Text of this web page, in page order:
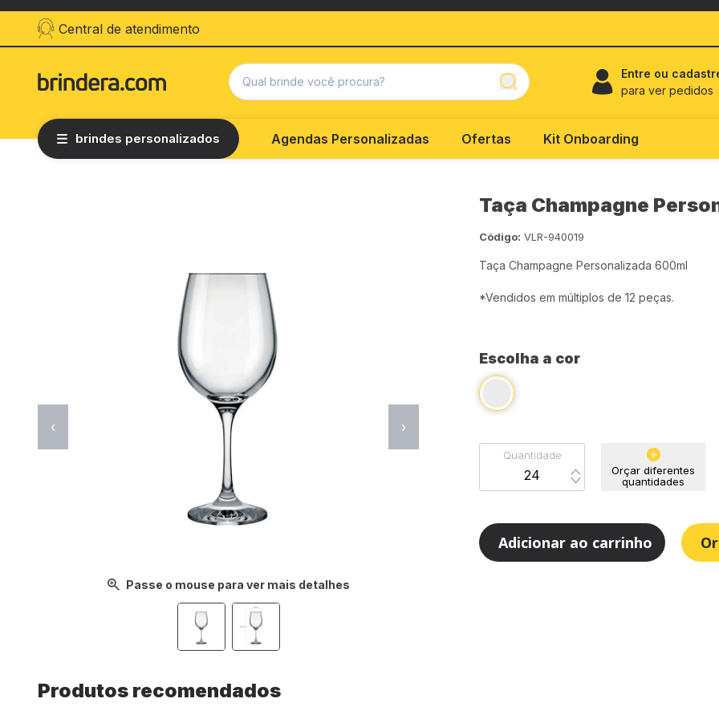
Central de atendimento
Entre ou
para ver pedidos
brindes personalizados Agendas Personalizadas Ofertas Kit Onboarding
Passe o mouse para ver mais detalhes
‹ ›
Taça Champagne
Código: VLR-940019
Taça Champagne Personalizada 600ml
*Vendidos em múltiplos de 12 peças.
Escolha a cor
Quantidade
Orçar diferentes
quantidades
Adicionar ao carrinho
Produtos recomendados